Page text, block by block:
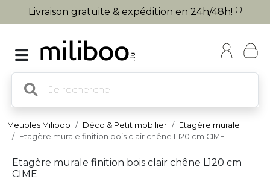
Livraison gratuite & expédition en 24h/48h! (1)
Meubles Miliboo Déco & Petit mobilier
Etagère murale
Etagère murale finition bois clair chêne L120 cm CIME
Etagère murale finition bois clair chêne L120 cm
CIME